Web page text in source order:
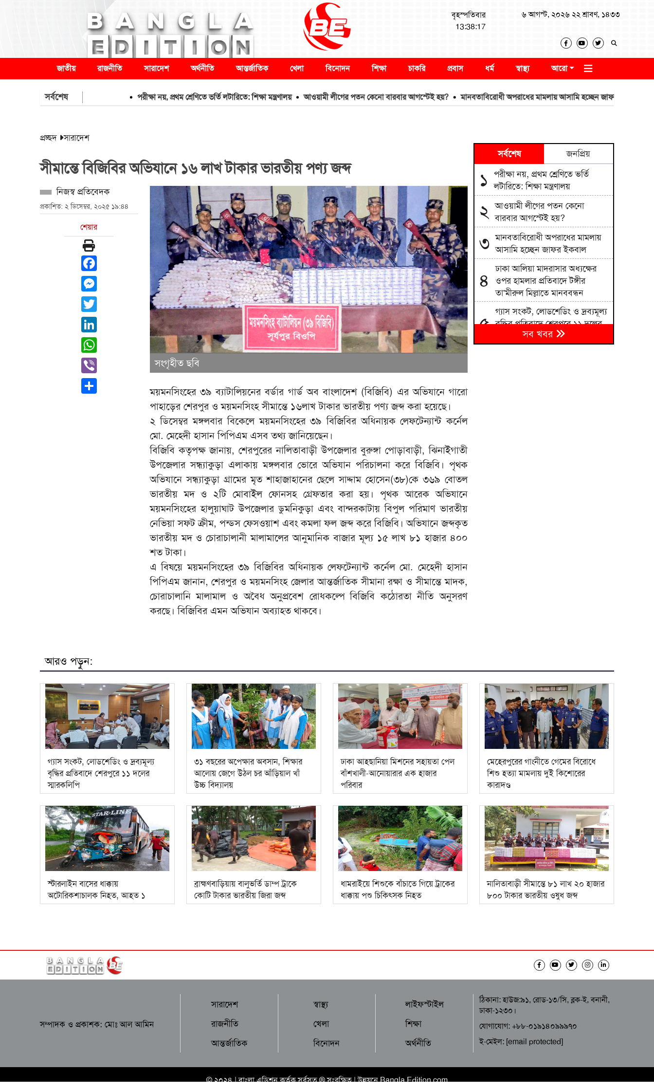
বৃহস্পতিবার
13:38:18
৬ আগস্ট, ২০২৬ ২২ শ্রাবণ, ১৪৩৩
জাতীয় রাজনীতি সারাদেশ অর্থনীতি আন্তর্জাতিক খেলা বিনোদন শিক্ষা চাকরি প্রবাস ধর্ম স্বাস্থ্য আরো
সর্বশেষ পরীক্ষা নয়, প্রথম শ্রেণিতে ভর্তি লটারিতে: শিক্ষা মন্ত্রণালয় আওয়ামী লীগের পতন কেনো বারবার আগস্টেই হয়? মানবতাবিরোধী অপরাধের মামলায় আসামি হচ্ছেন জাফর ইকবাল
প্রচ্ছদ সারাদেশ
সীমান্তে বিজিবির অভিযানে ১৬ লাখ টাকার ভারতীয় পণ্য জব্দ
নিজস্ব প্রতিবেদক
প্রকাশিত: ২ ডিসেম্বর, ২০২৫ ১৯:৪৪
শেয়ার
Facebook
Messenger
Twitter
LinkedIn
WhatsApp
Viber
Share
সংগৃহীত ছবি
ময়মনসিংহের ৩৯ ব্যাটালিয়নের বর্ডার গার্ড অব বাংলাদেশ (বিজিবি) এর অভিযানে গারো
পাহাড়ের শেরপুর ও ময়মনসিংহ সীমান্তে ১৬লাখ টাকার ভারতীয় পণ্য জব্দ করা হয়েছে।
২ ডিসেম্বর মঙ্গলবার বিকেলে ময়মনসিংহের ৩৯ বিজিবির অধিনায়ক লেফটেন্যান্ট কর্নেল
মো. মেহেদী হাসান পিপিএম এসব তথ্য জানিয়েছেন।
বিজিবি কতৃপক্ষ জানায়, শেরপুরের নালিতাবাড়ী উপজেলার বুরুঙ্গা পোড়াবাড়ী, ঝিনাইগাতী
উপজেলার সন্ধ্যাকুড়া এলাকায় মঙ্গলবার ভোরে অভিযান পরিচালনা করে বিজিবি। পৃথক
অভিযানে সন্ধ্যাকুড়া গ্রামের মৃত শাহাজাহানের ছেলে সাদ্দাম হোসেন(৩৮)কে ৩৬৯ বোতল
ভারতীয় মদ ও ২টি মোবাইল ফোনসহ গ্রেফতার করা হয়। পৃথক আরেক অভিযানে
ময়মনসিংহের হালুয়াঘাট উপজেলার ডুমনিকুড়া এবং বান্দরকাটায় বিপুল পরিমাণ ভারতীয়
নেভিয়া সফট ক্রীম, পন্ডস ফেসওয়াশ এবং কমলা ফল জব্দ করে বিজিবি। অভিযানে জব্দকৃত
ভারতীয় মদ ও চোরাচালানী মালামালের আনুমানিক বাজার মূল্য ১৫ লাখ ৮১ হাজার ৪০০
শত টাকা।
এ বিষয়ে ময়মনসিংহের ৩৯ বিজিবির অধিনায়ক লেফটেন্যান্ট কর্নেল মো. মেহেদী হাসান
পিপিএম জানান, শেরপুর ও ময়মনসিংহ জেলার আন্তর্জাতিক সীমানা রক্ষা ও সীমান্তে মাদক,
চোরাচালানি মালামাল ও অবৈধ অনুপ্রবেশ রোধকল্পে বিজিবি কঠোরতা নীতি অনুসরণ
করছে। বিজিবির এমন অভিযান অব্যাহত থাকবে।
সর্বশেষ জনপ্রিয়
১ পরীক্ষা নয়, প্রথম শ্রেণিতে ভর্তি
লটারিতে: শিক্ষা মন্ত্রণালয়
২ আওয়ামী লীগের পতন কেনো
বারবার আগস্টেই হয়?
৩ মানবতাবিরোধী অপরাধের মামলায়
আসামি হচ্ছেন জাফর ইকবাল
৪
ঢাকা আলিয়া মাদরাসার অধ্যক্ষের
ওপর হামলার প্রতিবাদে টঙ্গীর
তা’মীরুল মিল্লাতে মানববন্ধন
৫
গ্যাস সংকট, লোডশেডিং ও দ্রব্যমূল্য
বৃদ্ধির প্রতিবাদে শেরপুরে ১১ দলের
স্মারকলিপিসব খবর
আরও পড়ুন:
গ্যাস সংকট, লোডশেডিং ও দ্রব্যমূল্য
বৃদ্ধির প্রতিবাদে শেরপুরে ১১ দলের
স্মারকলিপি
৩১ বছরের অপেক্ষার অবসান, শিক্ষার
আলোয় জেগে উঠল চর আঁড়িয়াল খাঁ
উচ্চ বিদ্যালয়
ঢাকা আহ্ছানিয়া মিশনের সহায়তা পেল
বাঁশখালী-আনোয়ারার এক হাজার
পরিবার
মেহেরপুরের গাংনীতে গেমের বিরোধে
শিশু হত্যা মামলায় দুই কিশোরের
কারাদণ্ড
স্টারলাইন বাসের ধাক্কায়
অটোরিকশাচালক নিহত, আহত ১
ব্রাহ্মণবাড়িয়ায় বালুভর্তি ডাম্প ট্রাকে
কোটি টাকার ভারতীয় জিরা জব্দ
ধামরাইয়ে শিশুকে বাঁচাতে গিয়ে ট্রাকের
ধাক্কায় পশু চিকিৎসক নিহত
নালিতাবাড়ী সীমান্তে ৮১ লাখ ২০ হাজার
৮০০ টাকার ভারতীয় ওষুধ জব্দ
সম্পাদক ও প্রকাশক: মোঃ আল আমিন
সারাদেশ
রাজনীতি
আন্তর্জাতিক
স্বাস্থ্য
খেলা
বিনোদন
লাইফস্টাইল
শিক্ষা
অর্থনীতি
ঠিকানা: হাউজ:৯১, রোড-১৩/সি, ব্লক-ই, বনানী,
ঢাকা-১২৩০।
যোগাযোগ: +৮৮-০১৯১৪০৯৯৯৭০
ই-মেইল: [email protected]
© ২০২৪ |বাংলা এডিশনকর্তৃক সর্বসত্ব ® সংরক্ষিত | উন্নয়নেBangla Edition.com